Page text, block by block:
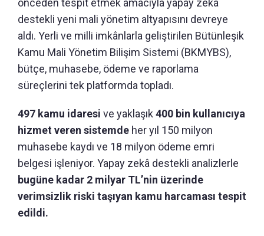
destekli yeni mali yönetim altyapısını devreye
aldı. Yerli ve milli imkânlarla geliştirilen Bütünleşik
Kamu Mali Yönetim Bilişim Sistemi (BKMYBS),
bütçe, muhasebe, ödeme ve raporlama
süreçlerini tek platformda topladı.
497 kamu idaresi ve yaklaşık 400 bin kullanıcıya
hizmet veren sistemde her yıl 150 milyon
muhasebe kaydı ve 18 milyon ödeme emri
belgesi işleniyor. Yapay zekâ destekli analizlerle
bugüne kadar 2 milyar TL’nin üzerinde
verimsizlik riski taşıyan kamu harcaması tespit
edildi.